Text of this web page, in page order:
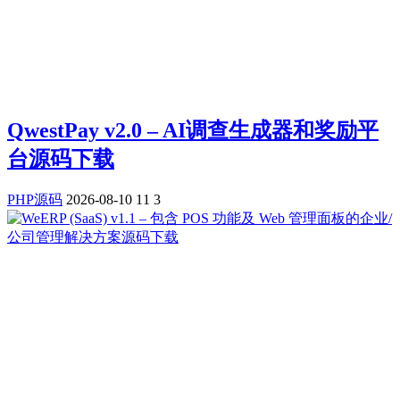
QwestPay v2.0 – AI调查生成器和奖励平
台源码下载
PHP源码 2026-08-10 11 3